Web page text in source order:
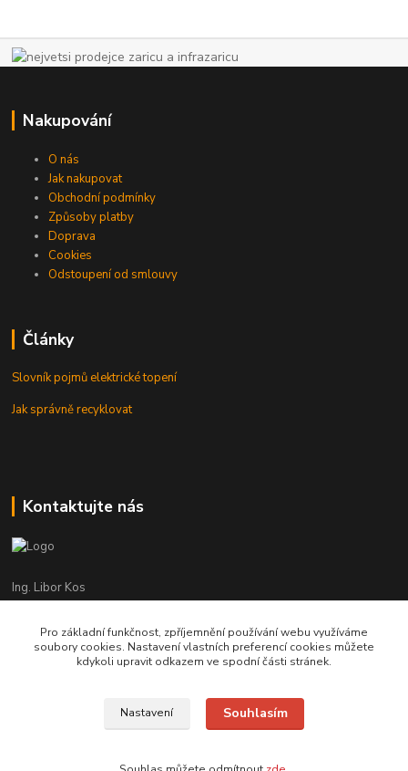
Nakupování
O nás
Jak nakupovat
Obchodní podmínky
Způsoby platby
Doprava
Cookies
Odstoupení od smlouvy
Články
Slovník pojmů elektrické topení
Jak správně recyklovat
Kontaktujte nás
Ing. Libor Kos
+420 601 555 225
(Po-Pá: 8-17:00 hod.)
info@infrasystemy.cz
infrasystémy s.r.o. 2012-2019
Pro základní funkčnost, zpříjemnění používání webu využíváme
soubory cookies. Nastavení vlastních preferencí cookies můžete
kdykoli upravit odkazem ve spodní části stránek.
Nastavení Souhlasím